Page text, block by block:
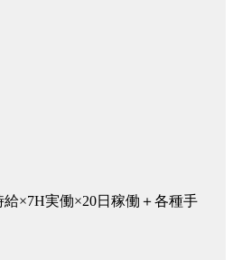
給×7H実働×20日稼働＋各種手